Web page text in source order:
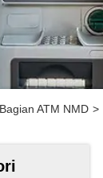
Bagian ATM NMD >